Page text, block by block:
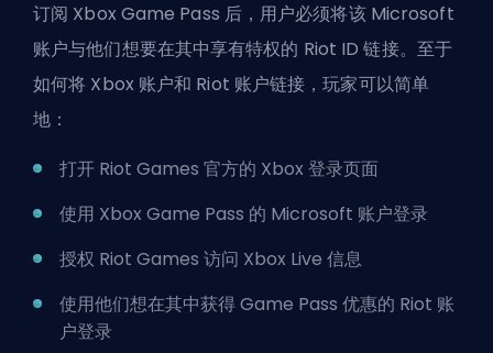
订阅 Xbox Game Pass 后，用户必须将该 Microsoft
账户与他们想要在其中享有特权的 Riot ID 链接。至于
如何将 Xbox 账户和 Riot 账户链接，玩家可以简单
地：
打开 Riot Games 官方的 Xbox 登录页面
使用 Xbox Game Pass 的 Microsoft 账户登录
授权 Riot Games 访问 Xbox Live 信息
使用他们想在其中获得 Game Pass 优惠的 Riot 账
户登录